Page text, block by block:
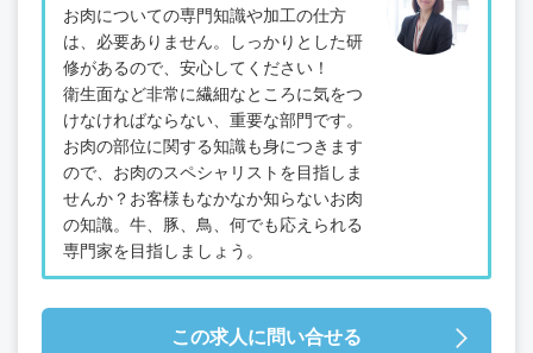
お肉についての専門知識や加工の仕方
は、必要ありません。しっかりとした研
修があるので、安心してください！
衛生面など非常に繊細なところに気をつ
けなければならない、重要な部門です。
お肉の部位に関する知識も身につきます
ので、お肉のスペシャリストを目指しま
せんか？お客様もなかなか知らないお肉
の知識。牛、豚、鳥、何でも応えられる
専門家を目指しましょう。
この求人に問い合せる